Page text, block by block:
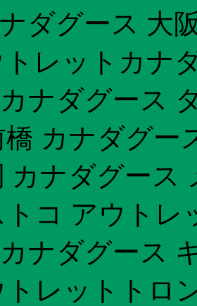
ダグース 大
レットカナ
ナダグース
橋 カナダグー
カナダグース
トコ アウト
ナダグース
トレットトロ